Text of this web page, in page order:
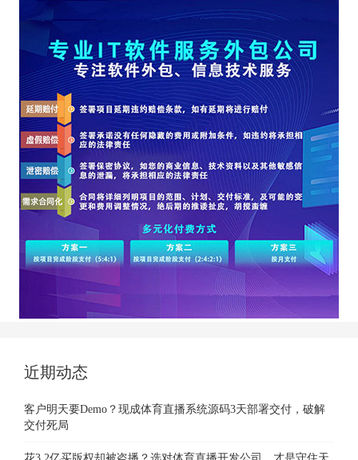
近期动态
客户明天要Demo？现成体育直播系统源码3天部署交付，破解
交付死局